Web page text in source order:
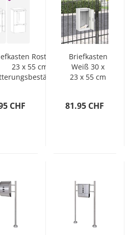
Rostig 30 x
23 x 55 cm
CHF
Briefkasten
Weiß 30 x
23 x 55 cm
81.95 CHF